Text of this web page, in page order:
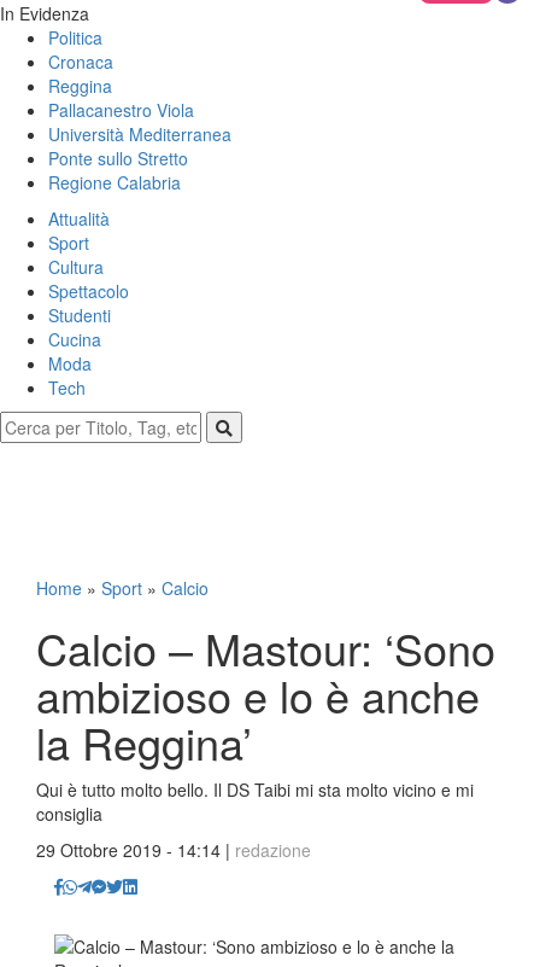
In Evidenza
Politica
Cronaca
Reggina
Pallacanestro Viola
Università Mediterranea
Ponte sullo Stretto
Regione Calabria
Attualità
Sport
Cultura
Spettacolo
Studenti
Cucina
Moda
Tech
Home » Sport » Calcio
Calcio – Mastour: ‘Sono
ambizioso e lo è anche
la Reggina’
Qui è tutto molto bello. Il DS Taibi mi sta molto vicino e mi
consiglia
29 Ottobre 2019 - 14:14 | redazione